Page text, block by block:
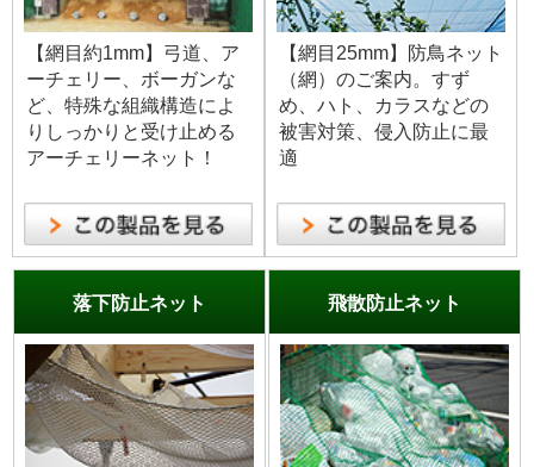
【網目約1mm】弓道、ア
ーチェリー、ボーガンな
ど、特殊な組織構造によ
りしっかりと受け止める
アーチェリーネット！
【網目25mm】防鳥ネット
（網）のご案内。すず
め、ハト、カラスなどの
被害対策、侵入防止に最
適
落下防止ネット 飛散防止ネット